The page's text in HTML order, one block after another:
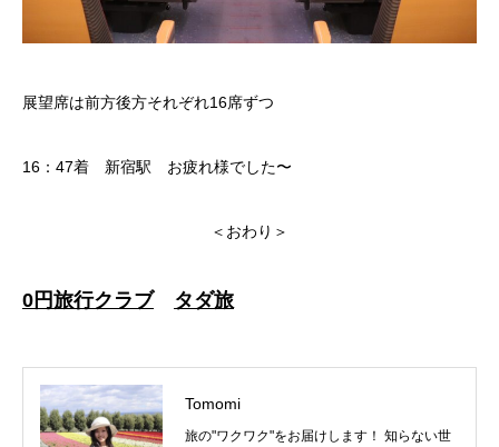
展望席は前方後方それぞれ16席ずつ
16：47着 新宿駅 お疲れ様でした〜
＜おわり＞
0円旅行クラブ タダ旅
Tomomi
旅の"ワクワク"をお届けします！ 知らない世